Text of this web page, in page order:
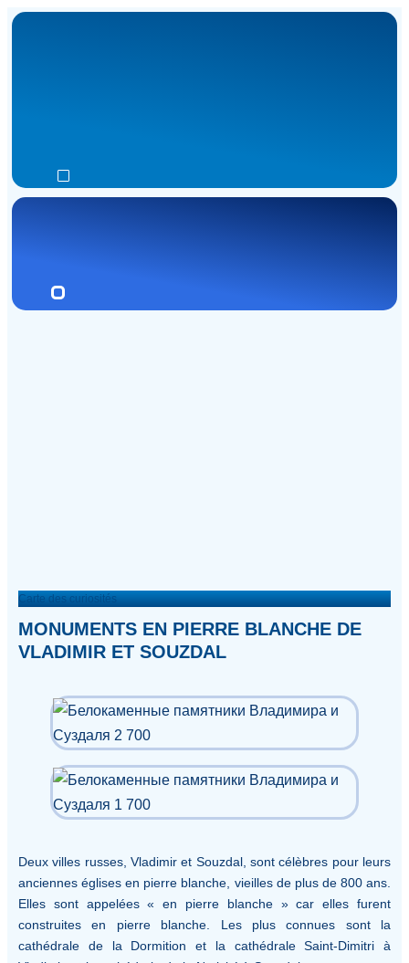
Carte des curiosités
MONUMENTS EN PIERRE BLANCHE DE
VLADIMIR ET SOUZDAL
Deux villes russes, Vladimir et Souzdal, sont célèbres pour leurs
anciennes églises en pierre blanche, vieilles de plus de 800 ans.
Elles sont appelées « en pierre blanche » car elles furent
construites en pierre blanche. Les plus connues sont la
cathédrale de la Dormition et la cathédrale Saint-Dimitri à